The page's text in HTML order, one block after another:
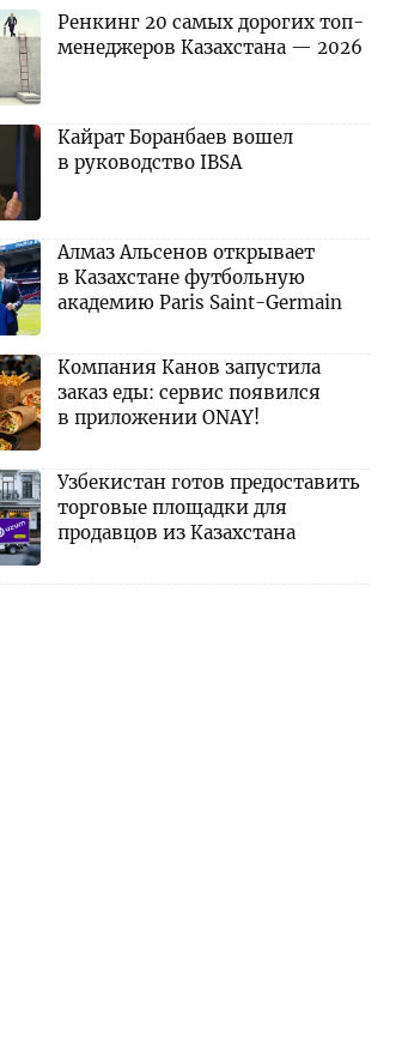
Ренкинг 20 самых дорогих топ-
менеджеров Казахстана — 2026
Кайрат Боранбаев вошел
в руководство IBSA
Алмаз Альсенов открывает
в Казахстане футбольную
академию Paris Saint-Germain
Компания Канов запустила
заказ еды: сервис появился
в приложении ONAY!
Узбекистан готов предоставить
торговые площадки для
продавцов из Казахстана